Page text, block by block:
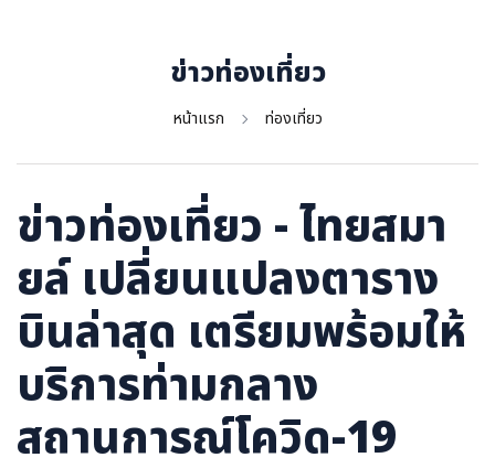
ข่าวท่องเที่ยว
หน้าแรก ท่องเที่ยว
ข่าวท่องเที่ยว - ไทยสมา
ยล์ เปลี่ยนแปลงตาราง
บินล่าสุด เตรียมพร้อมให้
บริการท่ามกลาง
สถานการณ์โควิด-19